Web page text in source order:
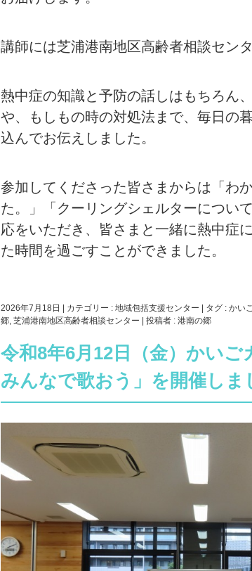
講師には芝浦港南地区高齢者相談セン
熱中症の知識と予防の話しはもちろん
や、もしもの時の対処法まで、毎日の
込んでお伝えしました。
参加してくださった皆さまからは「わ
た。」「クーリングシェルターについ
応をいただき、皆さまと一緒に熱中症
た時間を過ごすことができました。
2026年7月18日 | カテゴリー : 地域包括支援センター | タグ : かい
郷 芝浦港南地区高齢者相談センター | 投稿者 : 港南の郷
令和8年6月12日（金）かい
みんなで歌おう」を開催しま